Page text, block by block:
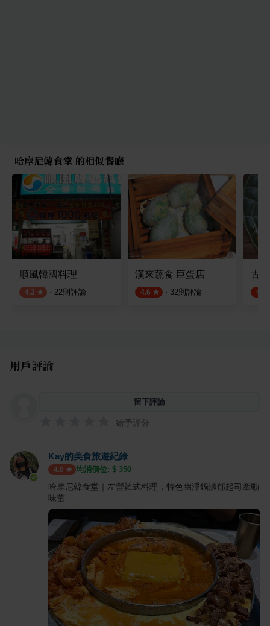
哈摩尼韓食堂 的相似餐廳
順風韓國料理
4.3 · 22則評論
漢來蔬食 巨蛋店
4.6 · 32則評論
古
4.8
用戶評論
留下評論
給予評分
Kay的美食旅遊紀錄
4.0 均消價位: $ 350
哈摩尼韓食堂｜左營韓式料理，特色幽浮鍋濃郁起司牽動
味蕾